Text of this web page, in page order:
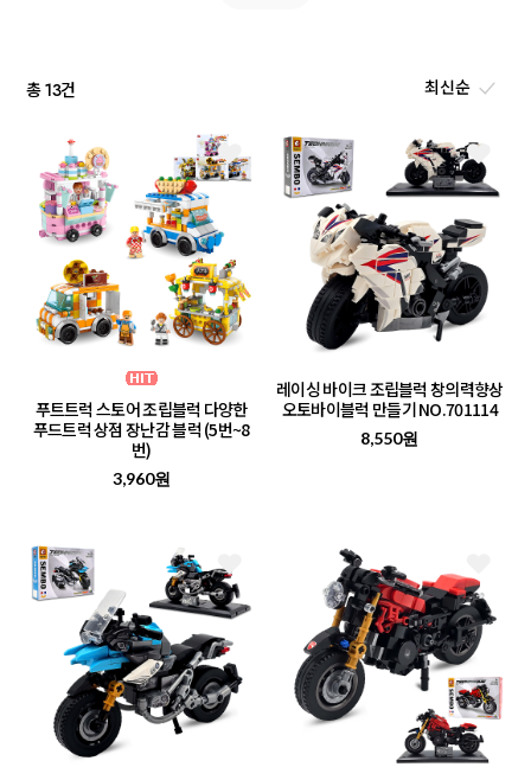
총13건
푸트트럭 스토어 조립블럭 다양한
푸드트럭 상점 장난감 블럭 (5번~8
번)
3,960원
레이싱 바이크 조립블럭 창의력향상
오토바이블럭 만들기 NO.701114
8,550원